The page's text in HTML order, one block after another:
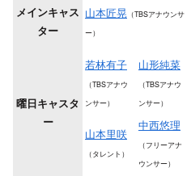
メインキャス
ター
山本匠晃 （TBSアナウンサ
ー）
曜日キャスタ
ー
若林有子
（TBSアナウ
ンサー）
山形純菜
（TBSアナウ
ンサー）
山本里咲
（タレント）
中西悠理
（フリーアナ
ウンサー）